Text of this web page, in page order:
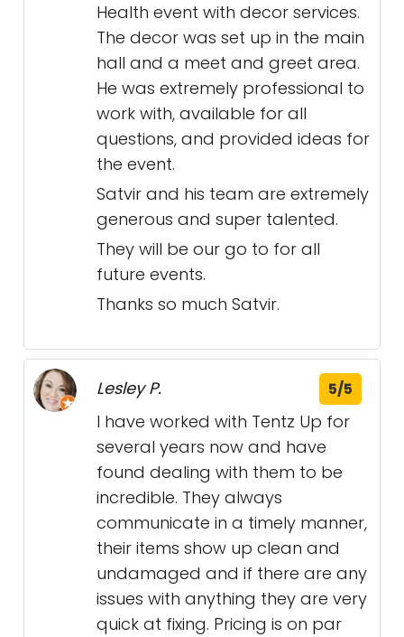
Health event with decor services.
The decor was set up in the main
hall and a meet and greet area.
He was extremely professional to
work with, available for all
questions, and provided ideas for
the event.
Satvir and his team are extremely
generous and super talented.
They will be our go to for all
future events.
Thanks so much Satvir.
Lesley P. 5/5
I have worked with Tentz Up for
several years now and have
found dealing with them to be
incredible. They always
communicate in a timely manner,
their items show up clean and
undamaged and if there are any
issues with anything they are very
quick at fixing. Pricing is on par